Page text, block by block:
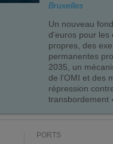
Bruxelles
Un nouveau
d'euros pour les
propres, des
permanentes
2035, un
de l'OMI et des
répression
transbordement
PORTS